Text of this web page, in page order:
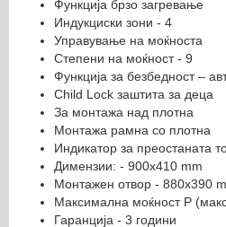
Функција брзо загревање
Индукциски зони - 4
Управување на моќноста
Степени на моќност - 9
Функција за безбедност –
Child Lock заштита за деца
За монтажа над плотна
Монтажа рамна со плотна
Индикатор за преостаната
Димензии: - 900x410 mm
Монтажен отвор - 880x390
Максимална моќност P
Гаранциja - 3 години